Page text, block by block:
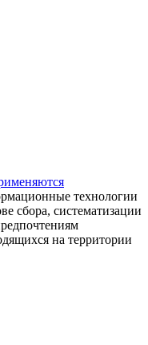
технологии
сбора, систематизации
на территории